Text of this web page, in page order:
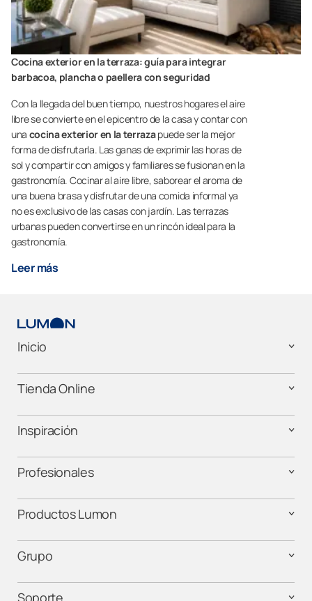
Cocina exterior en la terraza: guía para integrar
barbacoa, plancha o paellera con seguridad
Con la llegada del buen tiempo, nuestros hogares el aire
libre se convierte en el epicentro de la casa y contar con
una cocina exterior en la terrazapuede ser la mejor
forma de disfrutarla. Las ganas de exprimir las horas de
sol y compartir con amigos y familiares se fusionan en la
gastronomía. Cocinar al aire libre, saborear el aroma de
una buena brasa y disfrutar de una comida informal ya
no es exclusivo de las casas con jardín. Las terrazas
urbanas pueden convertirse en un rincón ideal para la
gastronomía.
Leer más
Inicio
Tienda Online
Inspiración
Profesionales
Productos Lumon
Grupo
Soporte